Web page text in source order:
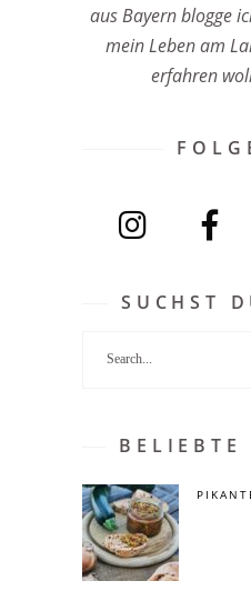
aus Bayern blogge
mein Leben am
erfahren
SUCHST
BELIEBTE